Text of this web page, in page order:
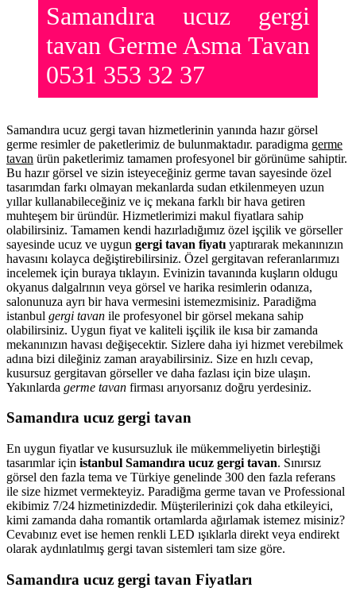
Samandıra ucuz gergi
tavan Germe Asma Tavan
0531 353 32 37
Samandıra ucuz gergi tavan hizmetlerinin yanında hazır görsel
germe resimler de paketlerimiz de bulunmaktadır. paradigma germe
tavan ürün paketlerimiz tamamen profesyonel bir görünüme sahiptir.
Bu hazır görsel ve sizin isteyeceğiniz germe tavan sayesinde özel
tasarımdan farkı olmayan mekanlarda sudan etkilenmeyen uzun
yıllar kullanabileceğiniz ve iç mekana farklı bir hava getiren
muhteşem bir üründür. Hizmetlerimizi makul fiyatlara sahip
olabilirsiniz. Tamamen kendi hazırladığımız özel işçilik ve görseller
sayesinde ucuz ve uygun gergi tavan fiyatı yaptırarak mekanınızın
havasını kolayca değiştirebilirsiniz. Özel gergitavan referanlarımızı
incelemek için buraya tıklayın. Evinizin tavanında kuşların oldugu
okyanus dalgalrının veya görsel ve harika resimlerin odanıza,
salonunuza ayrı bir hava vermesini istemezmisiniz. Paradiğma
istanbul gergi tavan ile profesyonel bir görsel mekana sahip
olabilirsiniz. Uygun fiyat ve kaliteli işçilik ile kısa bir zamanda
mekanınızın havası değişecektir. Sizlere daha iyi hizmet verebilmek
adına bizi dileğiniz zaman arayabilirsiniz. Size en hızlı cevap,
kusursuz gergitavan görseller ve daha fazlası için bize ulaşın.
Yakınlarda germe tavan firması arıyorsanız doğru yerdesiniz.
Samandıra ucuz gergi tavan
En uygun fiyatlar ve kusursuzluk ile mükemmeliyetin birleştiği
tasarımlar için istanbul Samandıra ucuz gergi tavan. Sınırsız
görsel den fazla tema ve Türkiye genelinde 300 den fazla referans
ile size hizmet vermekteyiz. Paradiğma germe tavan ve Professional
ekibimiz 7/24 hizmetinizdedir. Müşterilerinizi çok daha etkileyici,
kimi zamanda daha romantik ortamlarda ağırlamak istemez misiniz?
Cevabınız evet ise hemen renkli LED ışıklarla direkt veya endirekt
olarak aydınlatılmış gergi tavan sistemleri tam size göre.
Samandıra ucuz gergi tavan Fiyatları